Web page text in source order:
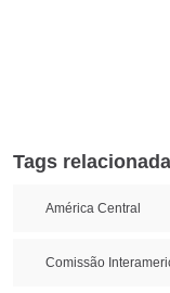
Tags
América Central
Comissão